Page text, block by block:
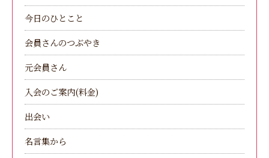
今日のひとこと
会員さんのつぶやき
元会員さん
入会のご案内(料金)
出会い
名言集から